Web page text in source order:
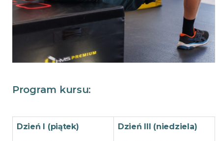
Program kursu:
Dzień I (piątek) Dzień III (niedziela)